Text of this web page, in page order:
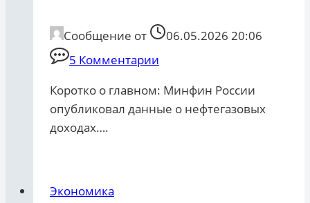
Сообщение от
06.05.2026 20:06
5 Комментарии
Коротко о главном: Минфин России
опубликовал данные о нефтегазовых
доходах….
Экономика